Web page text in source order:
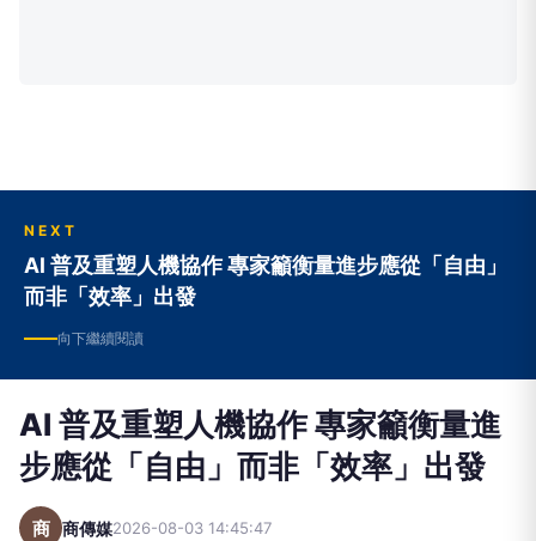
NEXT
AI 普及重塑人機協作 專家籲衡量進步應從「自由」
而非「效率」出發
向下繼續閱讀
AI 普及重塑人機協作 專家籲衡量進
步應從「自由」而非「效率」出發
商 商傳媒2026-08-03 14:45:47